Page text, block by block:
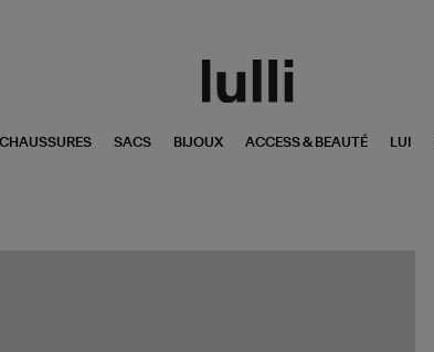
CHAUSSURES SACS BIJOUX ACCESS & BEAUTÉ LUI